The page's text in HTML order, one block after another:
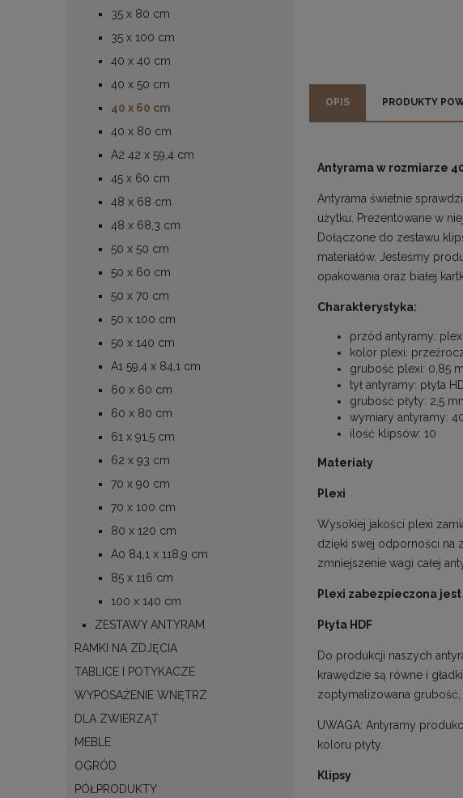
35 x 80 cm
35 x 100 cm
40 x 40 cm
40 x 50 cm
40 x 60 cm
40 x 80 cm
A2 42 x 59,4 cm
45 x 60 cm
48 x 68 cm
48 x 68,3 cm
50 x 50 cm
50 x 60 cm
50 x 70 cm
50 x 100 cm
50 x 140 cm
A1 59,4 x 84,1 cm
60 x 60 cm
60 x 80 cm
61 x 91,5 cm
62 x 93 cm
70 x 90 cm
70 x 100 cm
80 x 120 cm
A0 84,1 x 118,9 cm
85 x 116 cm
100 x 140 cm
ZESTAWY ANTYRAM
RAMKI NA ZDJĘCIA
TABLICE I POTYKACZE
WYPOSAŻENIE WNĘTRZ
DLA ZWIERZĄT
MEBLE
OGRÓD
PÓŁPRODUKTY
OPIS PRODUKTY
Antyrama w rozmiarze
Antyrama świetnie
użytku. Prezentowane w
Dołączone do zestawu
materiałów. Jesteśmy
opakowania oraz białej
Charakterystyka:
przód antyramy: plexi
kolor plexi:
grubość plexi: 0,85
tył antyramy: płyta
grubość płyty: 2,5
wymiary antyramy:
ilość klipsów: 10
Materiały
Plexi
Wysokiej jakości plexi
dzięki swej odporności na
zmniejszenie wagi całej
Plexi zabezpieczona
Płyta HDF
Do produkcji naszych
krawędzie są równe i
zoptymalizowana grubość,
UWAGA: Antyramy
koloru płyty.
Klipsy